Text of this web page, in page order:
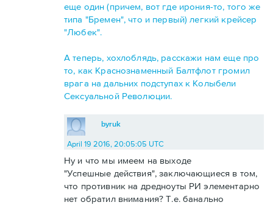
еще один (причем, вот где ирония-то, того же
типа "Бремен", что и первый) легкий крейсер
"Любек".
А теперь, хохлоблядь, расскажи нам еще про
то, как Краснознаменный Балтфлот громил
врага на дальних подступах к Колыбели
Сексуальной Революции.
byruk
April 19 2016, 20:05:05 UTC
Ну и что мы имеем на выходе
"Успешные действия", заключающиеся в том,
что противник на дредноуты РИ элементарно
нет обратил внимания? Т.е. банально